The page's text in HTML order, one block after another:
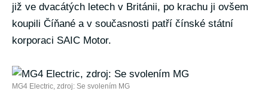
již ve dvacátých letech v Británii, po krachu ji ovšem
koupili Číňané a v současnosti patří čínské státní
korporaci SAIC Motor.
MG4 Electric, zdroj: Se svolením MG